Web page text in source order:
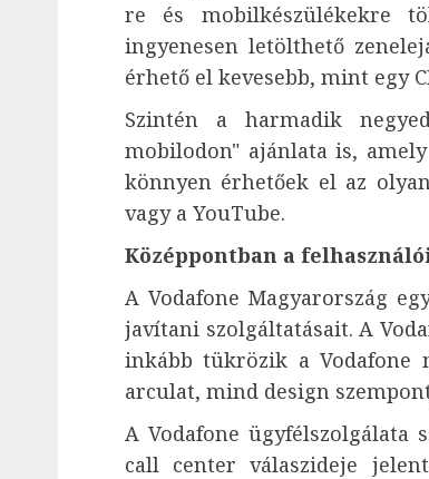
re és mobilkészülékekre
ingyenesen letölthető
érhető el kevesebb, mint egy
Szintén a harmadik
mobilodon" ajánlata is,
könnyen érhetőek el az
vagy a YouTube.
Középpontban a
A Vodafone Magyarország
javítani szolgáltatásait. A
inkább tükrözik a Vodafone
arculat, mind design
A Vodafone ügyfélszolgálata
call center válaszideje